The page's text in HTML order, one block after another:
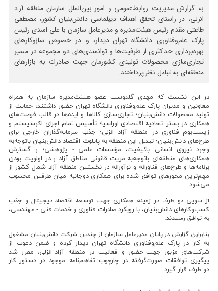
به گزارش مدیریت روابط‌عمومی و امور بین‌الملل سازمان منطقه آزاد
انزلی، در راستای تحقق اهداف دیپلماسی دانش‌بنیان کشور، مصطفی
طاعتی مقدم رئیس هیئت‌مدیره و مدیرعامل سازمان با علی اسدی رئیس
پارک علم‌وفناوری دانشگاه تهران دیدار، و در خصوص سازوکارهای
بهره‌برداری حداکثری از ظرفیت‌ها و توانمندی‌های دو مجموعه در مسیر
تجاری‌سازی محصولات تولیدی کشورمان جهت صادرات به بازارهای
منطقه‌ای به تبادل نظر پرداختند.
در این نشست که مهدی گلدوست عضو هیئت‌مدیره سازمان به همراه
معاونین و مدیران پارک علم‌وفناوری دانشگاه تهران حضور داشتند؛ حمایت از
تولید محصولات دانش‌بنیان؛ تجاری‌سازی کالاها و ایده‌ها در قالب فرصت‌های
همکاری در بستر اتحادیه اقتصادی اوراسیا؛ تأسیس تمام اجزای اکوسیستم و
زیست‌بوم فناوری در منطقه آزاد انزلی؛ جذب سرمایه‌گذاران خارجی برای
طرح‌های دانش‌بنیان؛ تبدیل این منطقه به پایلوت اقتصاد دانش‌بنیان باتوجه‌به
وجود نیروی انسانی باکیفیت، مؤسسات علمی - پژوهشی؛ و گسترش
همکاری‌های منطقه‌ای باتوجه‌به مزیت قانونی مناطق آزاد و در اولویت بودن
برنامه‌ها و طرح‌های فناورانه و نوآورانه در نخستین منطقه آزاد شمال کشور از
مهم‌ترین محورهای توافق شده برای همکاری دوجانبه میان طرفین محسوب
می‌شود.
از سویی دو طرف در زمینه همکاری جهت توسعه اقتصاد دیجیتال و جذب
کسب‌وکارهای دانش‌بنیان، با رویکرد صادرات فناوری و خدمات فنی - مهندسی،
به توافق رسیدند.
بنابراین گزارش در پایان مدیرعامل سازمان از چندین شرکت دانش‌بنیان مشغول
به کار در پارک علم‌وفناوری دانشگاه تهران دیدار کرده و ضمن دعوت از
شرکت‌های مزبور جهت حضور و فعالیت در منطقه آزاد انزلی، مقرر شد
پیگیری توافقات صورت‌گرفته در چارچوب تفاهم‌نامه موجود در دستور کار
دو طرف قرار گیرد.